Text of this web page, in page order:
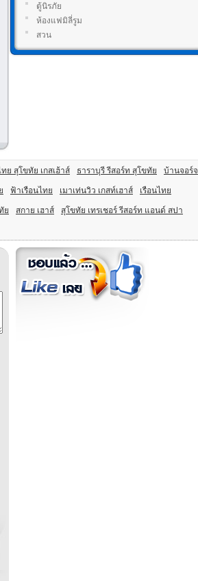
ตู้นิรภัย
ห้องแฟมิลี่รูม
สวน
ย สุโขทัย เกสเฮ้าส์ ธาราบุรี รีสอร์ท สุโขทัย บ้านจอร์จ
ฟ้าเรือนไทย เมาเท่นวิว เกสท์เฮาส์ เรือนไทย
ย สกาย เฮาส์ สุโขทัย เทรเชอร์ รีสอร์ท แอนด์ สปา